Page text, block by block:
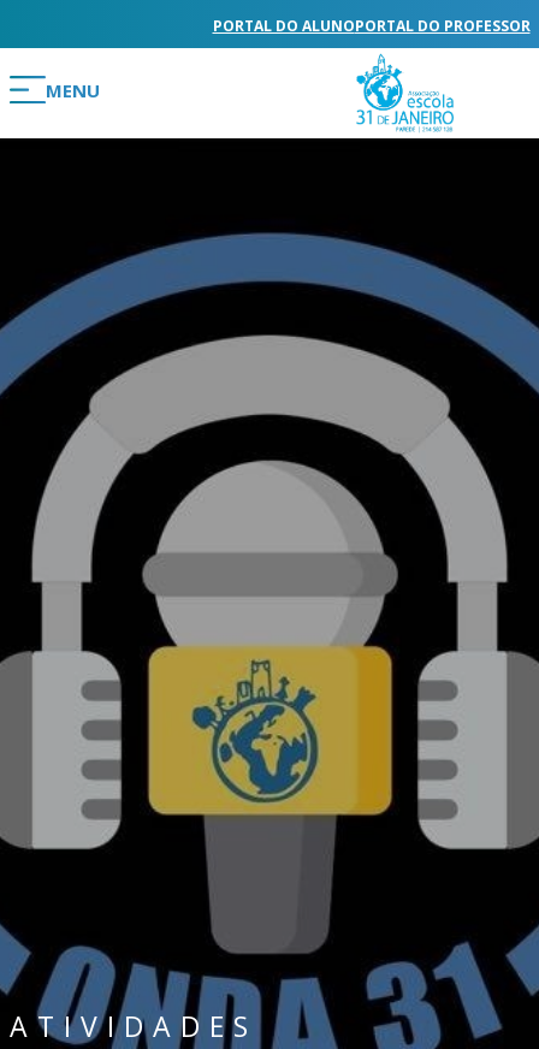
PORTAL DO ALUNOPORTAL DO PROFESSOR
MENU
ATIVIDADES